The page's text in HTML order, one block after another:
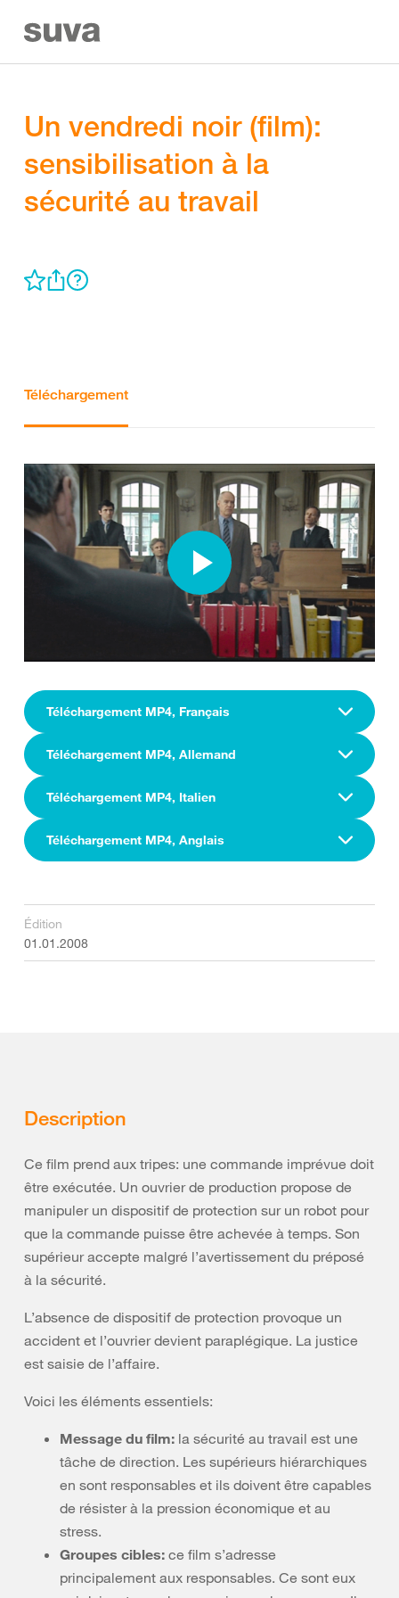
Un vendredi noir (film):
sensibilisation à la
sécurité au travail
Téléchargement
Téléchargement MP4, Français
Téléchargement MP4, Allemand
Téléchargement MP4, Italien
Téléchargement MP4, Anglais
Édition
01.01.2008
Description
Ce film prend aux tripes: une commande imprévue doit
être exécutée. Un ouvrier de production propose de
manipuler un dispositif de protection sur un robot pour
que la commande puisse être achevée à temps. Son
supérieur accepte malgré l’avertissement du préposé
à la sécurité.
L’absence de dispositif de protection provoque un
accident et l’ouvrier devient paraplégique. La justice
est saisie de l’affaire.
Voici les éléments essentiels:
Message du film: la sécurité au travail est une
tâche de direction. Les supérieurs hiérarchiques
en sont responsables et ils doivent être capables
de résister à la pression économique et au
stress.
Groupes cibles: ce film s’adresse
principalement aux responsables. Ce sont eux